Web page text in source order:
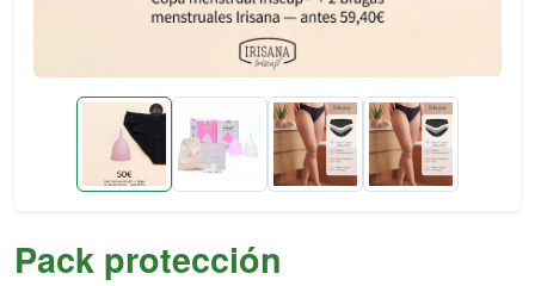
Pack protección